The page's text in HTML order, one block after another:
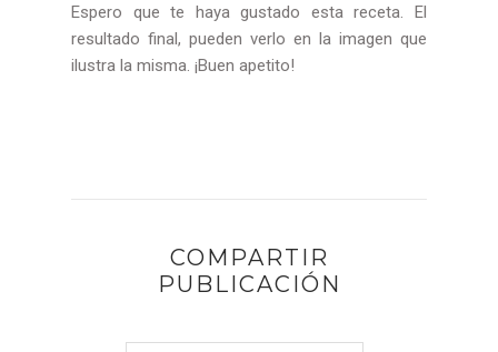
Espero que te haya gustado esta receta. El
resultado final, pueden verlo en la imagen que
ilustra la misma. ¡Buen apetito!
COMPARTIR
PUBLICACIÓN